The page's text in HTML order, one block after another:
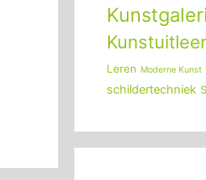
Leren Moderne Kunst
schildertechniek